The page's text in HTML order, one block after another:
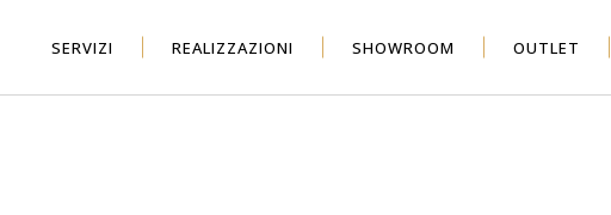
SERVIZI REALIZZAZIONI SHOWROOM OUTLET